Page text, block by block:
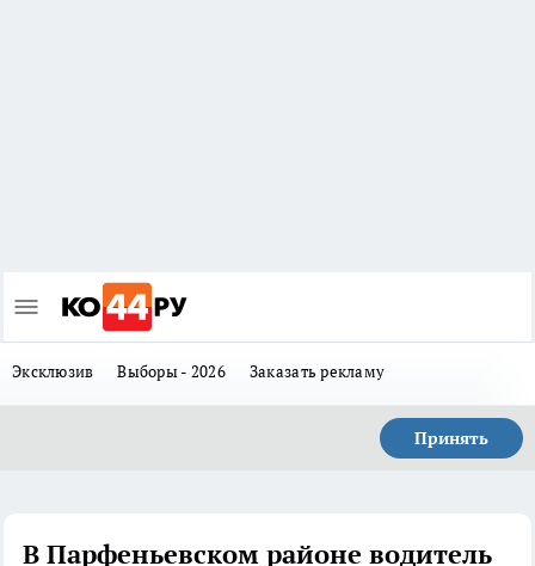
Эксклюзив Выборы - 2026 Заказать рекламу
Принять
В Парфеньевском районе водитель